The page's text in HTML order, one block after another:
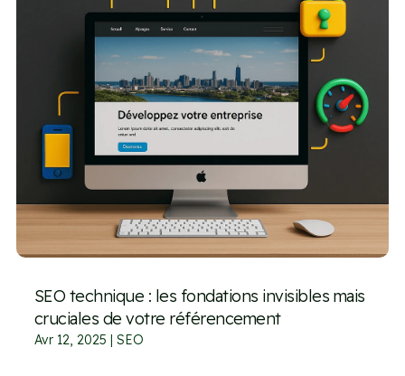
SEO technique : les fondations invisibles mais
cruciales de votre référencement
Avr 12, 2025 | SEO